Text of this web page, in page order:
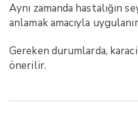
Aynı zamanda hastalığın
anlamak amacıyla
Gereken durumlarda,
önerilir.